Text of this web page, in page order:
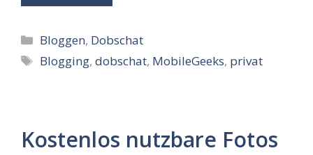
Kategorien
Bloggen, Dobschat
Schlagwörter
Blogging,dobschat, MobileGeeks, privat
Kostenlos nutzbare Fotos